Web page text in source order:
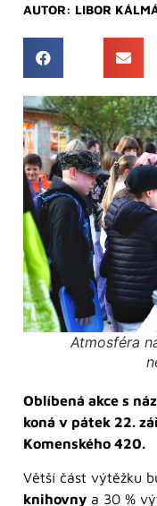
AUTOR: LIBOR
Atmosféra
Oblíbená akce s
koná v pátek 22.
Komenského 420.
Větší část výtěžku
knihovny a 30 %